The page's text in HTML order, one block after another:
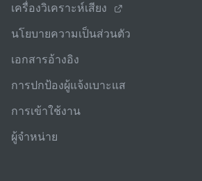
เครื่องวิเคราะห์เสียง
นโยบายความเป็นส่วนตัว
เอกสารอ้างอิง
การปกป้องผู้แจ้งเบาะแส
การเข้าใช้งาน
ผู้จําหน่าย